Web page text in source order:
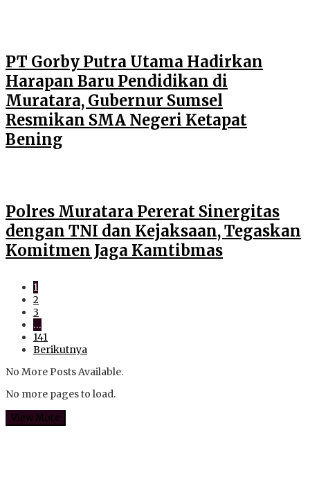
PT Gorby Putra Utama Hadirkan
Harapan Baru Pendidikan di
Muratara, Gubernur Sumsel
Resmikan SMA Negeri Ketapat
Bening
Polres Muratara Pererat Sinergitas
dengan TNI dan Kejaksaan, Tegaskan
Komitmen Jaga Kamtibmas
1
2
3
…
141
Berikutnya
No More Posts Available.
No more pages to load.
View More